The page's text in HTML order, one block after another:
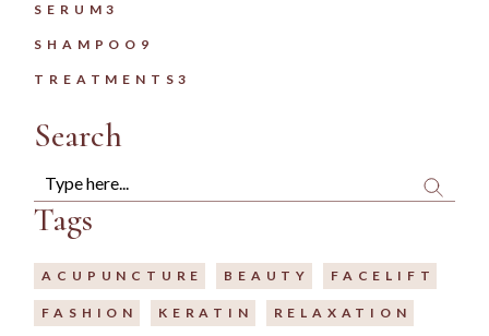
SERUM3
SHAMPOO 9
TREATMENTS3
Search
Search
Tags
ACUPUNCTURE BEAUTY FACELIFT
FASHION KERATIN RELAXATION